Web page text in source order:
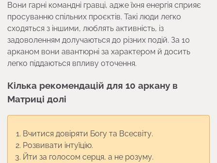
Вони гарні командні гравці, адже їхня енергія сприяє
просуванню спільних проєктів. Такі люди легко
сходяться з іншими, люблять активність, із
задоволенням долучаються до різних подій. За 10
арканом вони авантюрні за характером й досить
легко піддаються впливу оточення.
Кілька рекомендацій для 10 аркану в
Матриці долі
Вчитися довіряти Богу та Всесвіту.
Розвивати інтуїцію.
Йти за голосом серця, а не розуму.